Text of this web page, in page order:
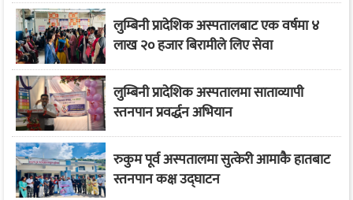
लुम्बिनी प्रादेशिक अस्पतालबाट एक वर्षमा ४
लाख २० हजार बिरामीले लिए सेवा
लुम्बिनी प्रादेशिक अस्पतालमा साताव्यापी
स्तनपान प्रवर्द्धन अभियान
रुकुम पूर्व अस्पतालमा सुत्केरी आमाकै हातबाट
स्तनपान कक्ष उद्घाटन